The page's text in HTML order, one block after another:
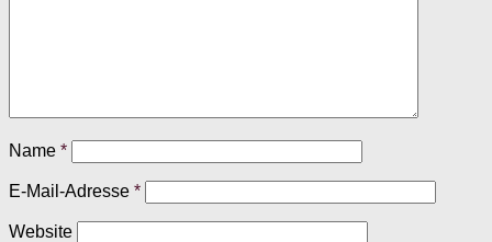
Name *
E-Mail-Adresse *
Website